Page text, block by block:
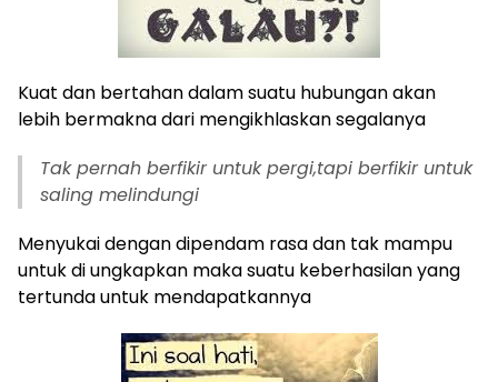
Kuat dan bertahan dalam suatu hubungan akan
lebih bermakna dari mengikhlaskan segalanya
Tak pernah berfikir untuk pergi,tapi berfikir untuk
saling melindungi
Menyukai dengan dipendam rasa dan tak mampu
untuk di ungkapkan maka suatu keberhasilan yang
tertunda untuk mendapatkannya